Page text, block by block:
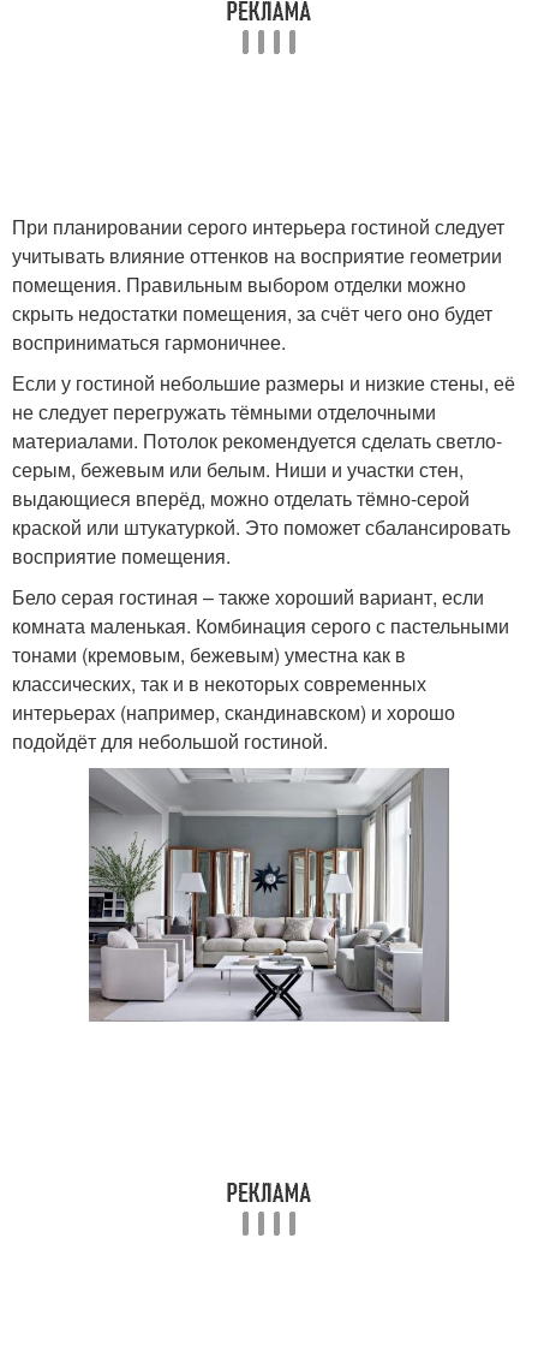
При планировании серого интерьера гостиной следует
учитывать влияние оттенков на восприятие геометрии
помещения. Правильным выбором отделки можно
скрыть недостатки помещения, за счёт чего оно будет
восприниматься гармоничнее.
Если у гостиной небольшие размеры и низкие стены, её
не следует перегружать тёмными отделочными
материалами. Потолок рекомендуется сделать светло-
серым, бежевым или белым. Ниши и участки стен,
выдающиеся вперёд, можно отделать тёмно-серой
краской или штукатуркой. Это поможет сбалансировать
восприятие помещения.
Бело серая гостиная – также хороший вариант, если
комната маленькая. Комбинация серого с пастельными
тонами (кремовым, бежевым) уместна как в
классических, так и в некоторых современных
интерьерах (например, скандинавском) и хорошо
подойдёт для небольшой гостиной.